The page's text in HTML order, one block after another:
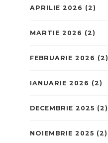
APRILIE 2026 (2)
MARTIE 2026 (2)
FEBRUARIE 2026 (2)
IANUARIE 2026 (2)
DECEMBRIE 2025 (2)
NOIEMBRIE 2025 (2)